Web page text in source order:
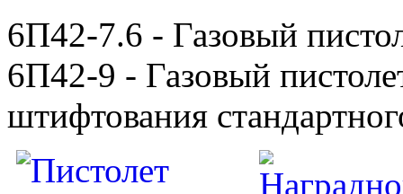
6П42-7.6 - Газовый
6П42-9 - Газовый
штифтования